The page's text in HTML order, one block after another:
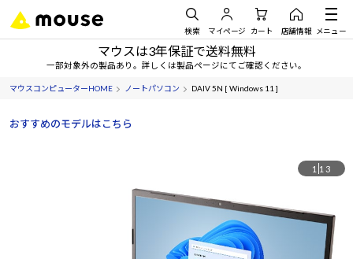
検索 マイページ カート 店舗情報 メニュー
マウスは3年保証で送料無料
一部対象外の製品あり。詳しくは製品ページにてご確認ください。
マウスコンピューターHOME ノートパソコン DAIV 5N [ Windows 11 ]
おすすめのモデルはこちら
1 13